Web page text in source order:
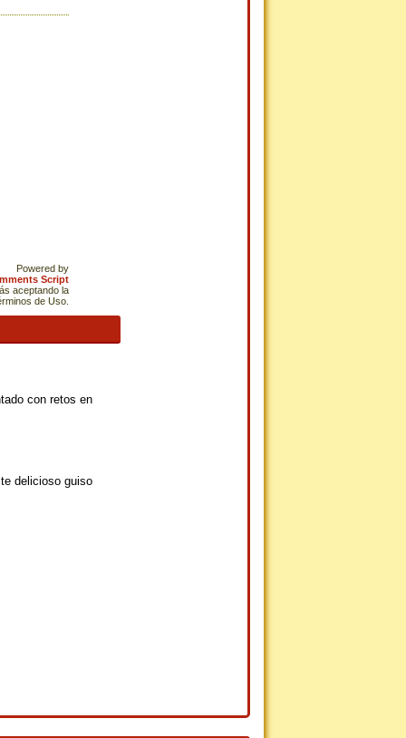
Powered by
Script
aceptando la
de Uso.
con retos en
delicioso guiso